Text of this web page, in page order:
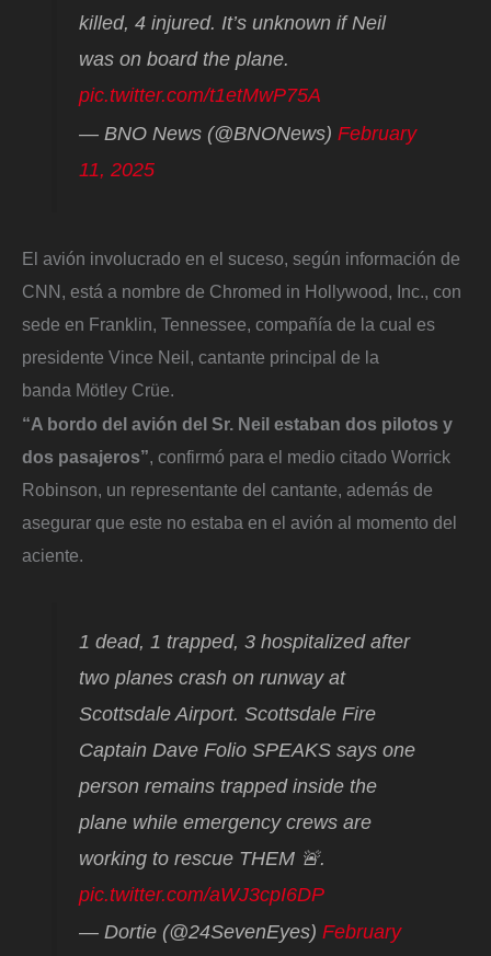
killed, 4 injured. It’s unknown if Neil
was on board the plane.
pic.twitter.com/t1etMwP75A
— BNO News (@BNONews)February
11, 2025
El avión involucrado en el suceso, según información de
CNN, está a nombre de Chromed in Hollywood, Inc., con
sede en Franklin, Tennessee, compañía de la cual es
presidente Vince Neil, cantante principal de la
banda Mötley Crüe.
“A bordo del avión del Sr. Neil estaban dos pilotos y
dos pasajeros”, confirmó para el medio citado Worrick
Robinson, un representante del cantante, además de
asegurar que este no estaba en el avión al momento del
aciente.
1 dead, 1 trapped, 3 hospitalized after
two planes crash on runway at
Scottsdale Airport. Scottsdale Fire
Captain Dave Folio SPEAKS says one
person remains trapped inside the
plane while emergency crews are
working to rescue THEM 🚨.
pic.twitter.com/aWJ3cpI6DP
— Dortie (@24SevenEyes)February